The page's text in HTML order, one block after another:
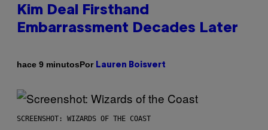
Kim Deal Firsthand
Embarrassment Decades Later
hace 9 minutosPor Lauren Boisvert
SCREENSHOT: WIZARDS OF THE COAST